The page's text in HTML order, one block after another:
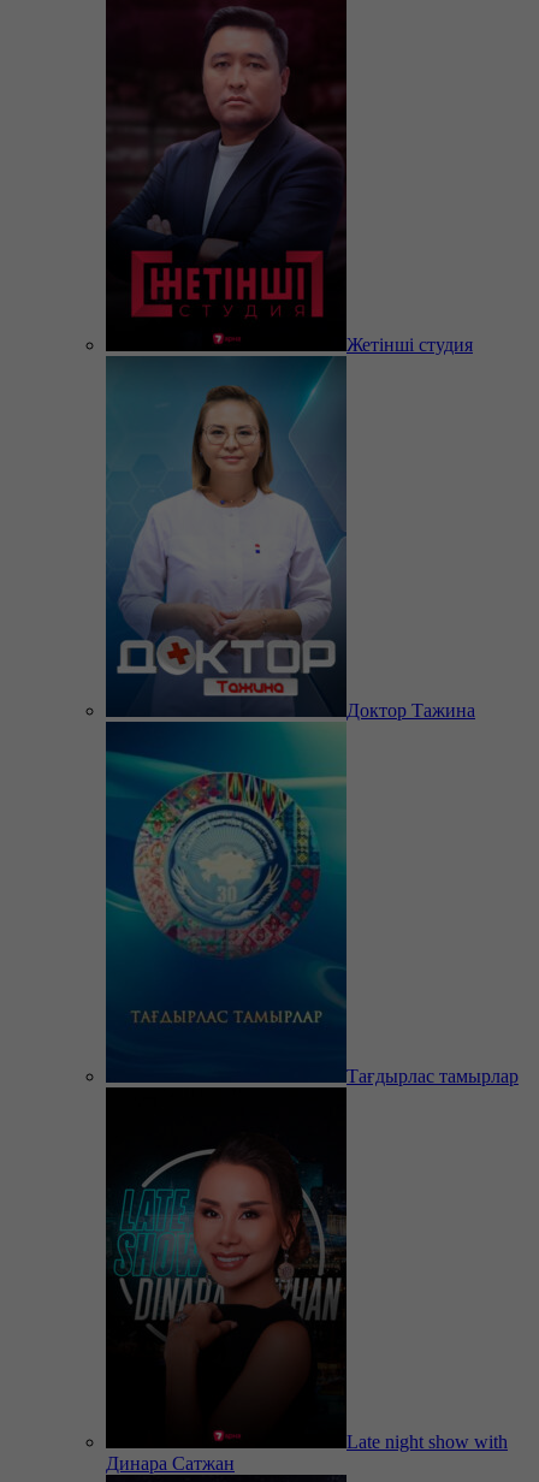
Жетінші студия
Доктор Тажина
Тағдырлас тамырлар
Late night show with
Динара Сатжан